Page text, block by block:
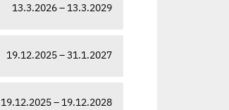
13.3.2026 – 13.3.2029
19.12.2025 – 31.1.2027
19.12.2025 – 19.12.2028